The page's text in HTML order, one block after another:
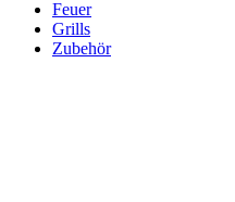
Feuer
Grills
Zubehör